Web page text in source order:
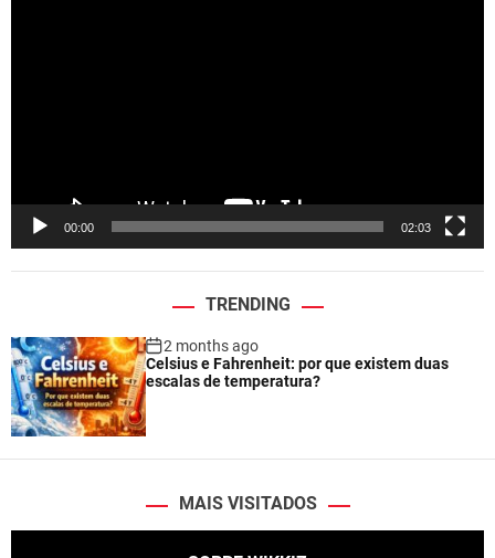
00:00 02:03
TRENDING
2 months ago
Celsius e Fahrenheit: por que existem duas
escalas de temperatura?
MAIS VISITADOS